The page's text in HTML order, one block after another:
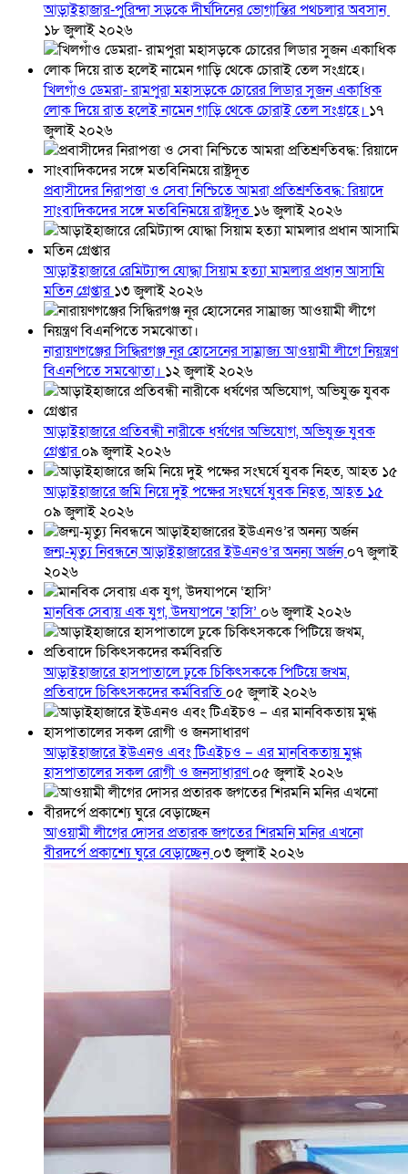
আড়াইহাজার-পুরিন্দা সড়কে দীর্ঘদিনের ভোগান্তির পথচলার অবসান
১৮ জুলাই ২০২৬
খিলগাঁও ডেমরা- রামপুরা মহাসড়কে চোরের লিডার সুজন একাধিক
লোক দিয়ে রাত হলেই নামেন গাড়ি থেকে চোরাই তেল সংগ্রহে। ১৭
জুলাই ২০২৬
প্রবাসীদের নিরাপত্তা ও সেবা নিশ্চিতে আমরা প্রতিশ্রুতিবদ্ধ: রিয়াদে
সাংবাদিকদের সঙ্গে মতবিনিময়ে রাষ্ট্রদূত ১৬ জুলাই ২০২৬
আড়াইহাজারে রেমিট্যান্স যোদ্ধা সিয়াম হত্যা মামলার প্রধান আসামি
মতিন গ্রেপ্তার১৩ জুলাই ২০২৬
নারায়ণগঞ্জের সিদ্ধিরগঞ্জ নূর হোসেনের সাম্রাজ্য আওয়ামী লীগে নিয়ন্ত্রণ
বিএনপিতে সমঝোতা। ১২ জুলাই ২০২৬
আড়াইহাজারে প্রতিবন্ধী নারীকে ধর্ষণের অভিযোগ, অভিযুক্ত যুবক
গ্রেপ্তার০৯ জুলাই ২০২৬
আড়াইহাজারে জমি নিয়ে দুই পক্ষের সংঘর্ষে যুবক নিহত, আহত ১৫
০৯ জুলাই ২০২৬
জন্ম-মৃত্যু নিবন্ধনে আড়াইহাজারের ইউএনও’র অনন্য অর্জন০৭ জুলাই
২০২৬
মানবিক সেবায় এক যুগ, উদযাপনে ‘হাসি’ ০৬ জুলাই ২০২৬
আড়াইহাজারে হাসপাতালে ঢুকে চিকিৎসককে পিটিয়ে জখম,
প্রতিবাদে চিকিৎসকদের কর্মবিরতি ০৫ জুলাই ২০২৬
আড়াইহাজারে ইউএনও এবং টিএইচও – এর মানবিকতায় মুগ্ধ
হাসপাতালের সকল রোগী ও জনসাধারণ০৫ জুলাই ২০২৬
আওয়ামী লীগের দোসর প্রতারক জগতের শিরমনি মনির এখনো
বীরদর্পে প্রকাশ্যে ঘুরে বেড়াচ্ছেন০৩ জুলাই ২০২৬